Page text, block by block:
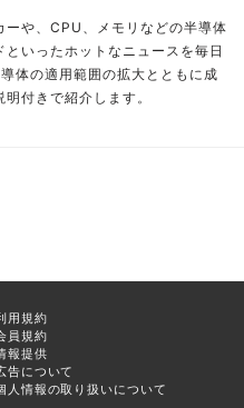
ーや、CPU、メモリなどの半導体
いったホットなニュースを毎日
体の適用範囲の拡大とともに成
付きで紹介します。
用規約
員規約
報提供
告について
人情報の取り扱いについて